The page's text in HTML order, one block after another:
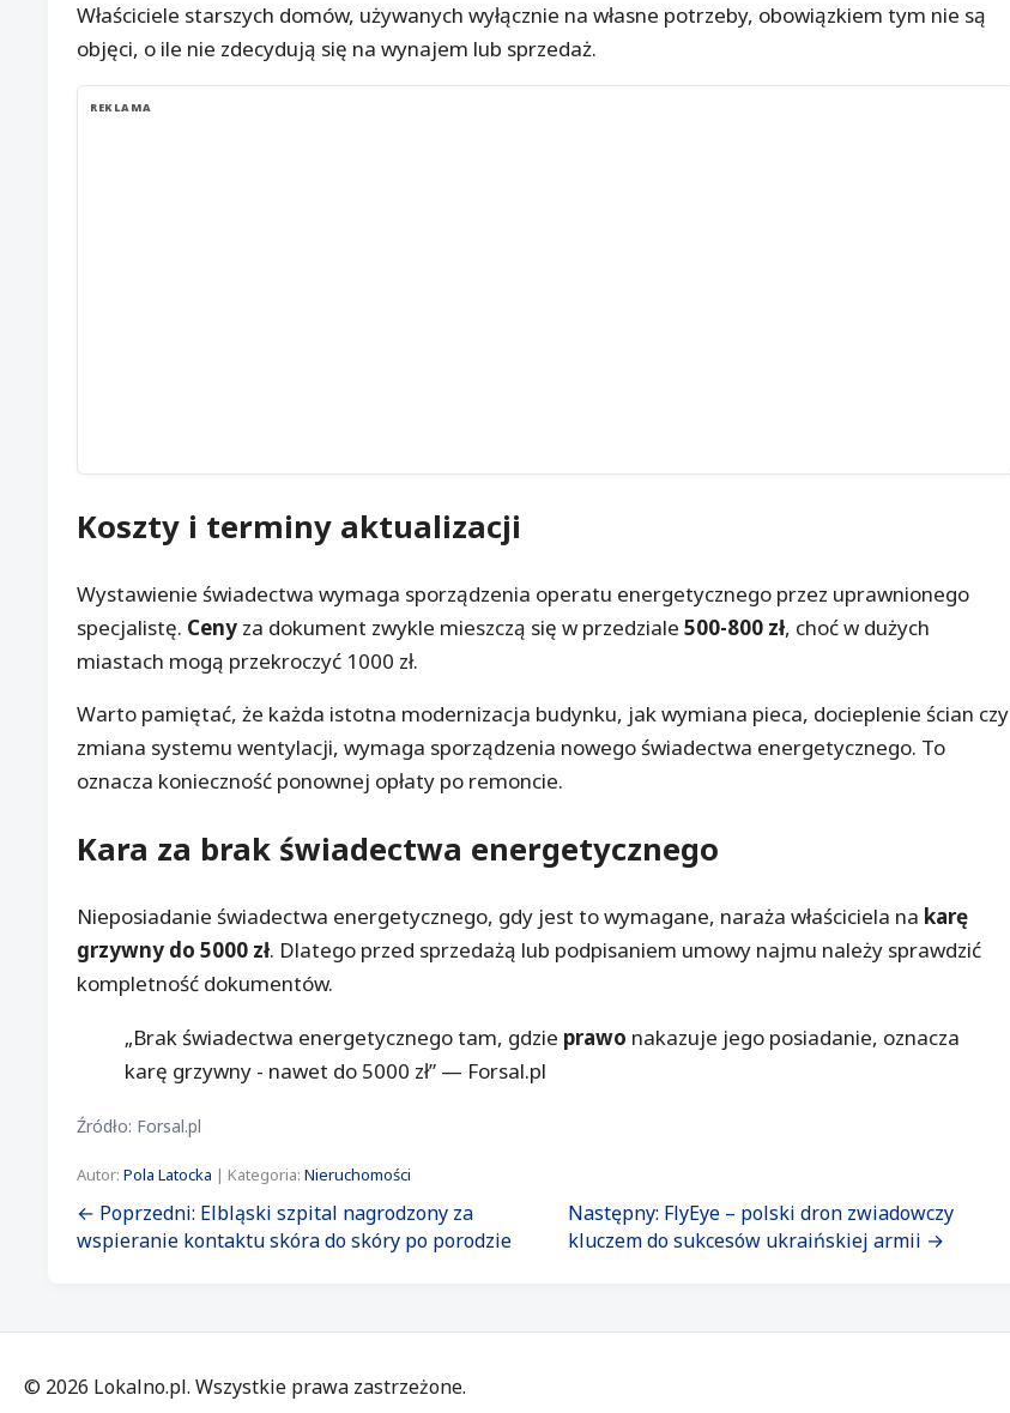
Właściciele starszych domów, używanych wyłącznie na własne potrzeby, obowiązkiem tym nie są
objęci, o ile nie zdecydują się na wynajem lub sprzedaż.
REKLAMA
Koszty i terminy aktualizacji
Wystawienie świadectwa wymaga sporządzenia operatu energetycznego przez uprawnionego
specjalistę. Ceny za dokument zwykle mieszczą się w przedziale 500-800 zł, choć w dużych
miastach mogą przekroczyć 1000 zł.
Warto pamiętać, że każda istotna modernizacja budynku, jak wymiana pieca, docieplenie ścian czy
zmiana systemu wentylacji, wymaga sporządzenia nowego świadectwa energetycznego. To
oznacza konieczność ponownej opłaty po remoncie.
Kara za brak świadectwa energetycznego
Nieposiadanie świadectwa energetycznego, gdy jest to wymagane, naraża właściciela na karę
grzywny do 5000 zł. Dlatego przed sprzedażą lub podpisaniem umowy najmu należy sprawdzić
kompletność dokumentów.
„Brak świadectwa energetycznego tam, gdzie prawo nakazuje jego posiadanie, oznacza
karę grzywny - nawet do 5000 zł” — Forsal.pl
Źródło: Forsal.pl
Autor: Pola Latocka | Kategoria: Nieruchomości
← Poprzedni: Elbląski szpital nagrodzony za
wspieranie kontaktu skóra do skóry po porodzie
Następny: FlyEye – polski dron zwiadowczy
kluczem do sukcesów ukraińskiej armii →
© 2026 Lokalno.pl. Wszystkie prawa zastrzeżone.